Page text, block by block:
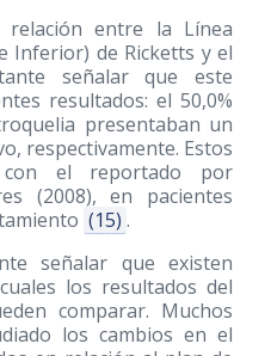
entre la Línea
Inferior) de Ricketts y el
señalar que este
resultados: el 50,0%
presentaban un
respectivamente. Estos
con el reportado por
(2008), en pacientes
(15) .
señalar que existen
los resultados del
comparar. Muchos
los cambios en el